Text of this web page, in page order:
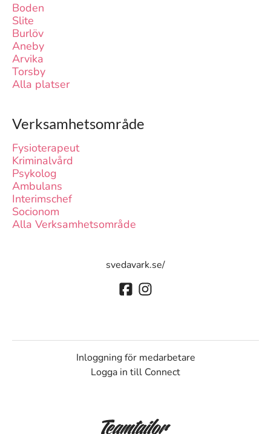
Boden
Slite
Burlöv
Aneby
Arvika
Torsby
Alla platser
Verksamhetsområde
Fysioterapeut
Kriminalvård
Psykolog
Ambulans
Interimschef
Socionom
Alla Verksamhetsområde
svedavark.se/
Inloggning för medarbetare
Logga in till Connect